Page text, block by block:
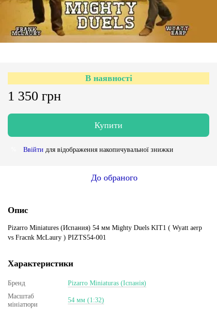
В наявності
1 350 грн
Купити
Ввійти для відображення накопичувальної знижки
До обраного
Опис
Pizarro Miniatures (Испания) 54 мм Mighty Duels KIT1 ( Wyatt aerp
vs Fracnk McLaury ) PIZTS54-001
Характеристики
Бренд
Pizarro Miniaturas (Іспанія)
Масштаб
мініатюри
54 мм (1:32)